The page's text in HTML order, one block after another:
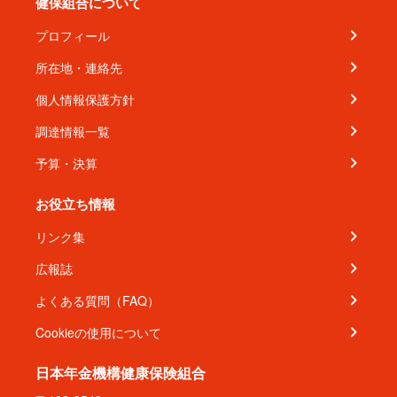
プロフィール
所在地・連絡先
個人情報保護方針
調達情報一覧
予算・決算
お役立ち情報
リンク集
広報誌
よくある質問（FAQ）
Cookieの使用について
日本年金機構健康保険組合